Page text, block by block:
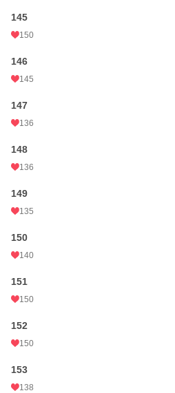
145
150
146
145
147
136
148
136
149
135
150
140
151
150
152
150
153
138